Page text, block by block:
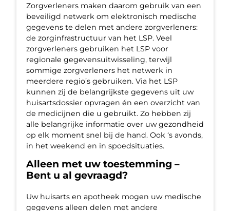
Zorgverleners maken daarom gebruik van een
beveiligd netwerk om elektronisch medische
gegevens te delen met andere zorgverleners:
de zorginfrastructuur van het LSP. Veel
zorgverleners gebruiken het LSP voor
regionale gegevensuitwisseling, terwijl
sommige zorgverleners het netwerk in
meerdere regio’s gebruiken. Via het LSP
kunnen zij de belangrijkste gegevens uit uw
huisartsdossier opvragen én een overzicht van
de medicijnen die u gebruikt. Zo hebben zij
alle belangrijke informatie over uw gezondheid
op elk moment snel bij de hand. Ook ‘s avonds,
in het weekend en in spoedsituaties.
Alleen met uw toestemming –
Bent u al gevraagd?
Uw huisarts en apotheek mogen uw medische
gegevens alleen delen met andere